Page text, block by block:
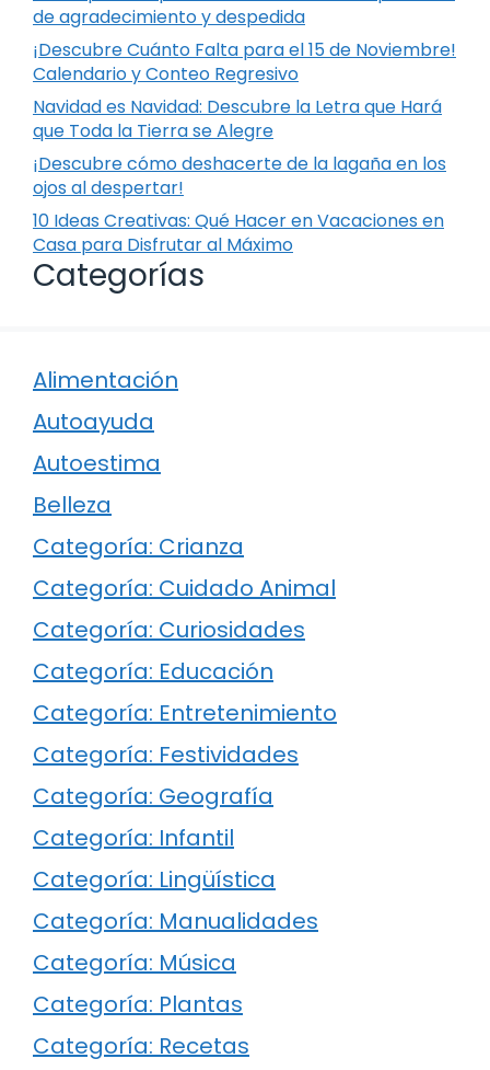
de agradecimiento y despedida
¡Descubre Cuánto Falta para el 15 de Noviembre!
Calendario y Conteo Regresivo
Navidad es Navidad: Descubre la Letra que Hará
que Toda la Tierra se Alegre
¡Descubre cómo deshacerte de la lagaña en los
ojos al despertar!
10 Ideas Creativas: Qué Hacer en Vacaciones en
Casa para Disfrutar al Máximo
Categorías
Alimentación
Autoayuda
Autoestima
Belleza
Categoría: Crianza
Categoría: Cuidado Animal
Categoría: Curiosidades
Categoría: Educación
Categoría: Entretenimiento
Categoría: Festividades
Categoría: Geografía
Categoría: Infantil
Categoría: Lingüística
Categoría: Manualidades
Categoría: Música
Categoría: Plantas
Categoría: Recetas